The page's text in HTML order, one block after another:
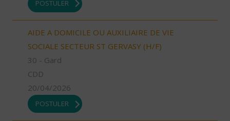
POSTULER
AIDE A DOMICILE OU AUXILIAIRE DE VIE
SOCIALE SECTEUR ST GERVASY (H/F)
30 - Gard
CDD
20/04/2026
POSTULER